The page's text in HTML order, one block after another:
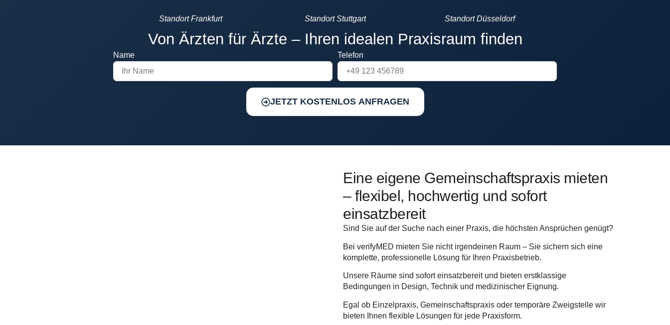
Standort Frankfurt Standort Stuttgart Standort Düsseldorf
Von Ärzten für Ärzte – Ihren idealen Praxisraum finden
Name Telefon
JETZT KOSTENLOS ANFRAGEN
Eine eigene Gemeinschaftspraxis mieten
– flexibel, hochwertig und sofort
einsatzbereit
Sind Sie auf der Suche nach einer Praxis, die höchsten Ansprüchen genügt?
Bei verifyMED mieten Sie nicht irgendeinen Raum – Sie sichern sich eine
komplette, professionelle Lösung für Ihren Praxisbetrieb.
Unsere Räume sind sofort einsatzbereit und bieten erstklassige
Bedingungen in Design, Technik und medizinischer Eignung.
Egal ob Einzelpraxis, Gemeinschaftspraxis oder temporäre Zweigstelle wir
bieten Ihnen flexible Lösungen für jede Praxisform.